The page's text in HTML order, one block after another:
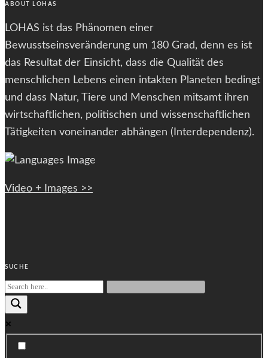
ABOUT LOHAS
LOHAS ist das Phänomen einer
Bewusstseinsveränderung um 180 Grad, denn es ist
das Resultat der Einsicht, dass die Qualität des
menschlichen Lebens einen intakten Planeten bedingt
und dass Natur, Tiere und Menschen mitsamt ihren
wirtschaftlichen, politischen und wissenschaftlichen
Tätigkeiten voneinander abhängen (Interdependenz).
Video + Images >>
SUCHE